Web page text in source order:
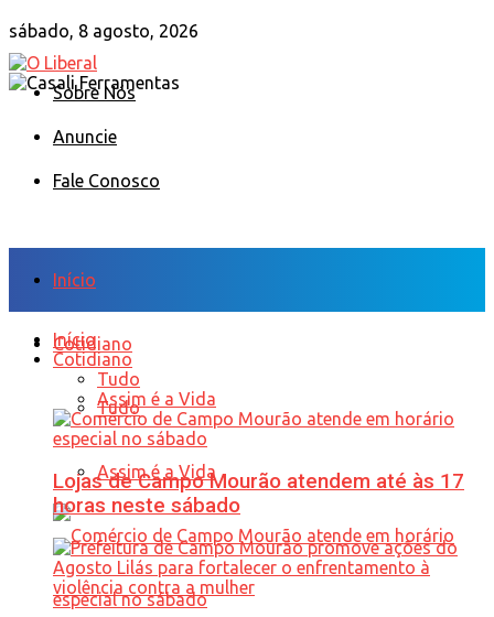
sábado, 8 agosto, 2026
Sobre Nós
Anuncie
Fale Conosco
Início
Cotidiano
Tudo
Assim é a Vida
Início
Cotidiano
Tudo
Assim é a Vida
Lojas de Campo Mourão atendem até às 17
horas neste sábado